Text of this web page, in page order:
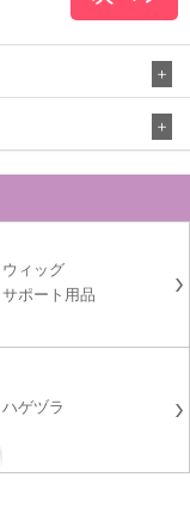
ウィッグ
サポート用品
ハゲヅラ